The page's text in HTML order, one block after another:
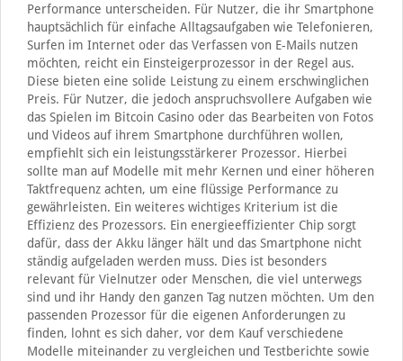
Performance unterscheiden. Für Nutzer, die ihr Smartphone
hauptsächlich für einfache Alltagsaufgaben wie Telefonieren,
Surfen im Internet oder das Verfassen von E-Mails nutzen
möchten, reicht ein Einsteigerprozessor in der Regel aus.
Diese bieten eine solide Leistung zu einem erschwinglichen
Preis. Für Nutzer, die jedoch anspruchsvollere Aufgaben wie
das Spielen im Bitcoin Casino oder das Bearbeiten von Fotos
und Videos auf ihrem Smartphone durchführen wollen,
empfiehlt sich ein leistungsstärkerer Prozessor. Hierbei
sollte man auf Modelle mit mehr Kernen und einer höheren
Taktfrequenz achten, um eine flüssige Performance zu
gewährleisten. Ein weiteres wichtiges Kriterium ist die
Effizienz des Prozessors. Ein energieeffizienter Chip sorgt
dafür, dass der Akku länger hält und das Smartphone nicht
ständig aufgeladen werden muss. Dies ist besonders
relevant für Vielnutzer oder Menschen, die viel unterwegs
sind und ihr Handy den ganzen Tag nutzen möchten. Um den
passenden Prozessor für die eigenen Anforderungen zu
finden, lohnt es sich daher, vor dem Kauf verschiedene
Modelle miteinander zu vergleichen und Testberichte sowie